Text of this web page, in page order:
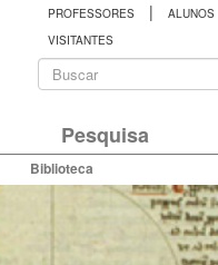
PROFESSORES | ALUNOS
VISITANTES
Formulário
busca
Pesquisa
Biblioteca